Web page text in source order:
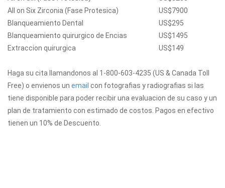
All on Six Zirconia (Fase Protesica)
US$7900
Blanqueamiento Dental
US$295
Blanqueamiento quirurgico de Encias
US$1495
Extraccion quirurgica
US$149
Haga su cita llamandonos al 1-800-603-4235 (US & Canada Toll
Free) o envienos un email con fotografias y radiografias si las
tiene disponible para poder recibir una evaluacion de su caso y un
plan de tratamiento con estimado de costos. Pagos en efectivo
tienen un 10% de Descuento.